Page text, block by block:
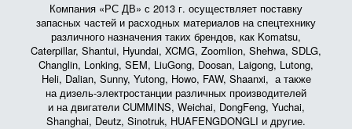
Компания «РС ДВ» с 2013 г. осуществляет поставку
запасных частей и расходных материалов на спецтехнику
различного назначения таких брендов, как Komatsu,
Caterpillar, Shantui, Hyundai, XCMG, Zoomlion, Shehwa, SDLG,
Changlin, Lonking, SEM, LiuGong, Doosan, Laigong, Lutong,
Heli, Dalian, Sunny, Yutong, Howo, FAW, Shaanxi, а также
на дизель-электростанции различных производителей
и на двигатели CUMMINS, Weichai, DongFeng, Yuchai,
Shanghai, Deutz, Sinotruk, HUAFENGDONGLI и другие.